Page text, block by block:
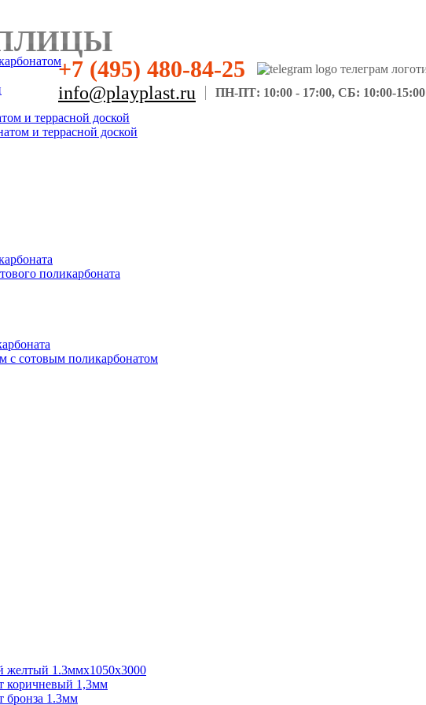
+7 (495) 480-84-25
info@playplast.ru ПН-ПТ: 10:00 - 17:00, СБ: 10:00-15:00
и террасной доской
и террасной доской
поликарбоната
с сотовым поликарбонатом
желтый 1.3ммх1050х3000
коричневый 1,3мм
бронза 1.3мм